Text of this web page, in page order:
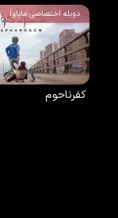
دوبله اختصاصی مایاوا
کفرناحوم